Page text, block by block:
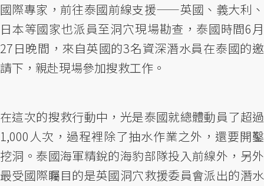
國際專家，前往泰國前線支援——英國、義大利、
日本等國家也派員至洞穴現場勘查，泰國時間6月
27日晚間，來自英國的3名資深潛水員在泰國的邀
請下，親赴現場參加搜救工作。
在這次的搜救行動中，光是泰國就總體動員了超過
1,000人次，過程裡除了抽水作業之外，還要開鑿
挖洞。泰國海軍精銳的海豹部隊投入前線外，另外
最受國際矚目的是英國洞穴救援委員會派出的潛水